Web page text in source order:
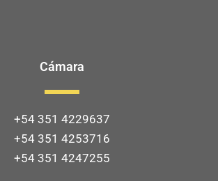
Cámara
+54 351 4229637
+54 351 4253716
+54 351 4247255